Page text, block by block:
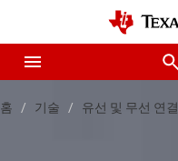
홈 기술 유선 및 무선 연결